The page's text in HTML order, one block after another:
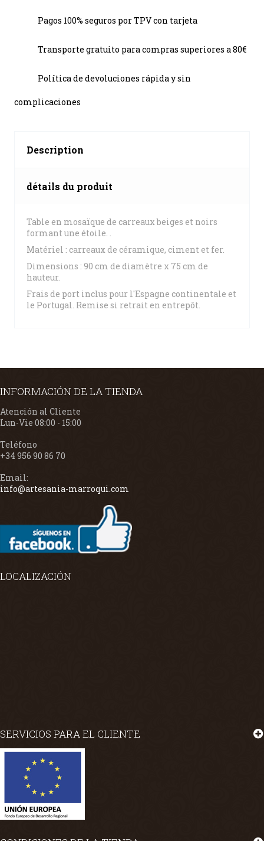
Pagos 100% seguros por TPV con tarjeta
Transporte gratuito para compras superiores a 80€
Política de devoluciones rápida y sin
complicaciones
Description
détails du produit
Table en mosaïque de carreaux beiges et noirs
formant une étoile. .
Matériel : carreaux de céramique, ciment et fer.
Dimensions : 90 cm de diamètre x 75 cm de
hauteur.
Frais de port inclus pour l'Espagne continentale et
le Portugal. Remise si retrait en entrepôt.
INFORMACIÓN DE LA TIENDA
Atención al Cliente
Lun-Vie 08:00 - 15:00
Teléfono
+34 956 90 86 70
Email:
info@artesania-marroqui.com
LOCALIZACIÓN
SERVICIOS PARA EL CLIENTE